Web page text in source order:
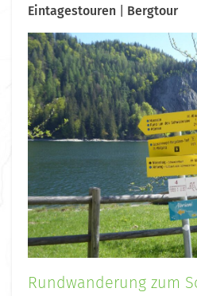
Eintagestouren Bergtour
Rundwanderung zum